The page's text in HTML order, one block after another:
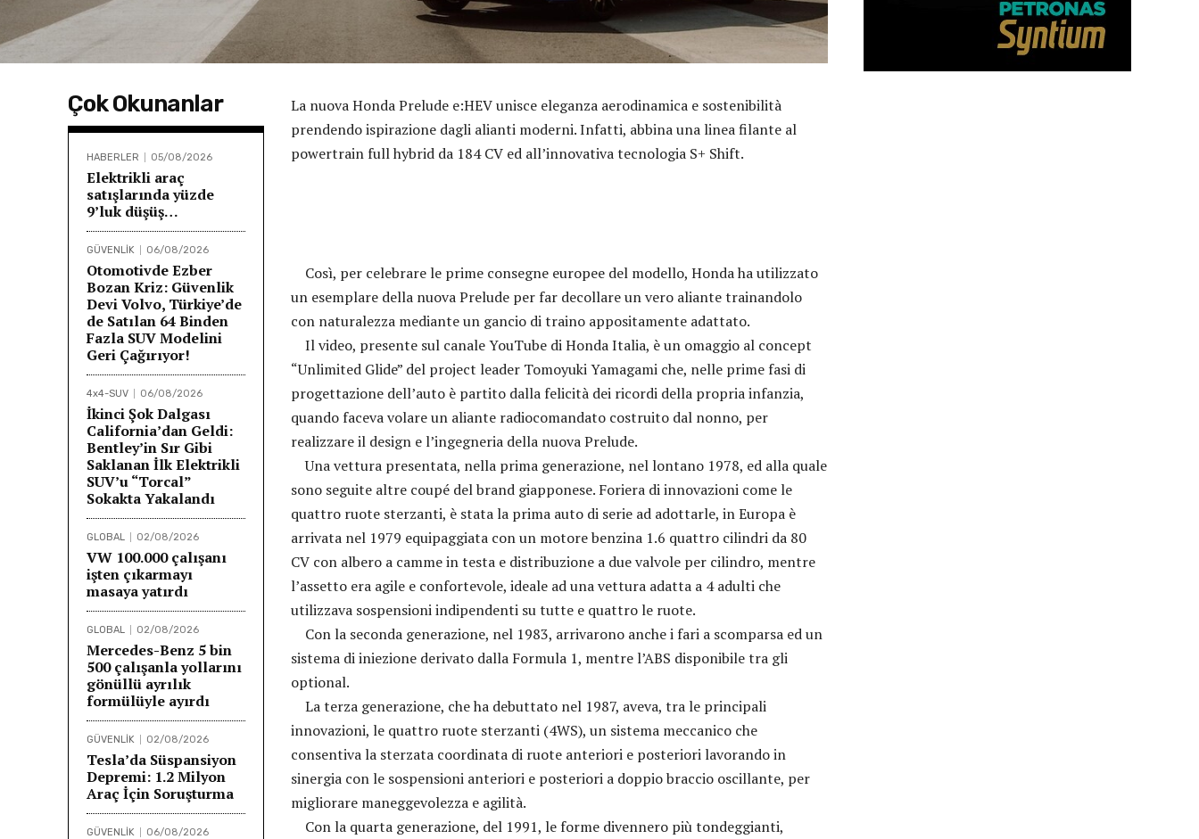
Çok Okunanlar
HABERLER 05/08/2026
Elektrikli araç
satışlarında yüzde
9’luk düşüş…
GÜVENLİK 06/08/2026
Otomotivde Ezber
Bozan Kriz: Güvenlik
Devi Volvo, Türkiye’de
de Satılan 64 Binden
Fazla SUV Modelini
Geri Çağırıyor!
4x4-SUV 06/08/2026
İkinci Şok Dalgası
California’dan Geldi:
Bentley’in Sır Gibi
Saklanan İlk Elektrikli
SUV’u “Torcal”
Sokakta Yakalandı
GLOBAL 02/08/2026
VW 100.000 çalışanı
işten çıkarmayı
masaya yatırdı
GLOBAL 02/08/2026
Mercedes-Benz 5 bin
500 çalışanla yollarını
gönüllü ayrılık
formülüyle ayırdı
GÜVENLİK 02/08/2026
Tesla’da Süspansiyon
Depremi: 1.2 Milyon
Araç İçin Soruşturma
GÜVENLİK 06/08/2026
La nuova Honda Prelude e:HEV unisce eleganza aerodinamica e sostenibilità
prendendo ispirazione dagli alianti moderni. Infatti, abbina una linea filante al
powertrain full hybrid da 184 CV ed all’innovativa tecnologia S+ Shift.
Così, per celebrare le prime consegne europee del modello, Honda ha utilizzato
un esemplare della nuova Prelude per far decollare un vero aliante trainandolo
con naturalezza mediante un gancio di traino appositamente adattato.
Il video, presente sul canale YouTube di Honda Italia, è un omaggio al concept
“Unlimited Glide” del project leader Tomoyuki Yamagami che, nelle prime fasi di
progettazione dell’auto è partito dalla felicità dei ricordi della propria infanzia,
quando faceva volare un aliante radiocomandato costruito dal nonno, per
realizzare il design e l’ingegneria della nuova Prelude.
Una vettura presentata, nella prima generazione, nel lontano 1978, ed alla quale
sono seguite altre coupé del brand giapponese. Foriera di innovazioni come le
quattro ruote sterzanti, è stata la prima auto di serie ad adottarle, in Europa è
arrivata nel 1979 equipaggiata con un motore benzina 1.6 quattro cilindri da 80
CV con albero a camme in testa e distribuzione a due valvole per cilindro, mentre
l’assetto era agile e confortevole, ideale ad una vettura adatta a 4 adulti che
utilizzava sospensioni indipendenti su tutte e quattro le ruote.
Con la seconda generazione, nel 1983, arrivarono anche i fari a scomparsa ed un
sistema di iniezione derivato dalla Formula 1, mentre l’ABS disponibile tra gli
optional.
La terza generazione, che ha debuttato nel 1987, aveva, tra le principali
innovazioni, le quattro ruote sterzanti (4WS), un sistema meccanico che
consentiva la sterzata coordinata di ruote anteriori e posteriori lavorando in
sinergia con le sospensioni anteriori e posteriori a doppio braccio oscillante, per
migliorare maneggevolezza e agilità.
Con la quarta generazione, del 1991, le forme divennero più tondeggianti,